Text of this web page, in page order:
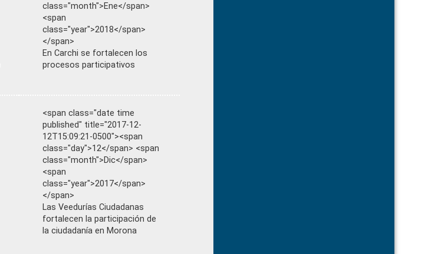
class="month">Ene</span>
<span
class="year">2018</span>
</span>
En Carchi se fortalecen los
procesos participativos
<span class="date time
published" title="2017-12-
12T15:09:21-0500"><span
class="day">12</span> <span
class="month">Dic</span>
<span
class="year">2017</span>
</span>
Las Veedurías Ciudadanas
fortalecen la participación de
la ciudadanía en Morona